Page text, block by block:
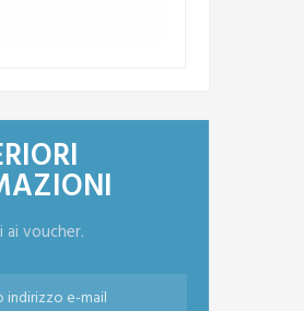
voucher.